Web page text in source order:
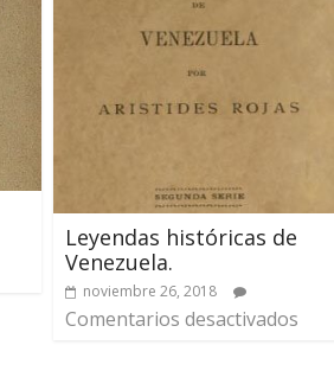
Leyendas históricas de
Venezuela.
noviembre 26, 2018
Comentarios desactivados